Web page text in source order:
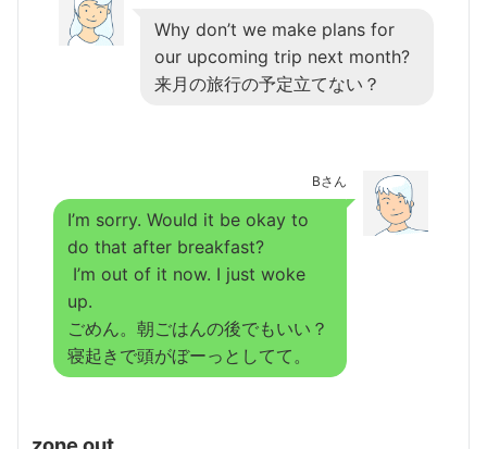
Why don’t we make plans for
our upcoming trip next month?
来月の旅行の予定立てない？
Bさん
I’m sorry. Would it be okay to
do that after breakfast?
I’m out of it now. I just woke
up.
ごめん。朝ごはんの後でもいい？
寝起きで頭がぼーっとしてて。